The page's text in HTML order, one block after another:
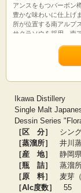
アンスをもつバーボン
豊かな味わいに仕上げ
所が位置する南アルプ
サクラソウを採用。南
後に、香りとほろ苦さ
りをはじめ様々な原酒
ます。これらに共通す
それまでのプロセスを
ースは、これらの調和
ズのラベルに付与して
と、その対となるピー
に私たちの目指すビジ
【蒸溜所テイスティン
バーボン樽由来の森林
Ikawa Distillery
Single Malt
Dessin Series
［区 分］ シン
［蒸溜所］ 井川
［産 地］ 静岡
［瓶 詰］ 蒸溜
［原 料］ 麦芽
［Alc度数］ 55